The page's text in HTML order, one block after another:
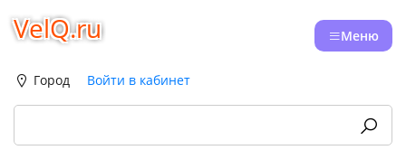
VelQ.ru Меню
Город Войти в кабинет